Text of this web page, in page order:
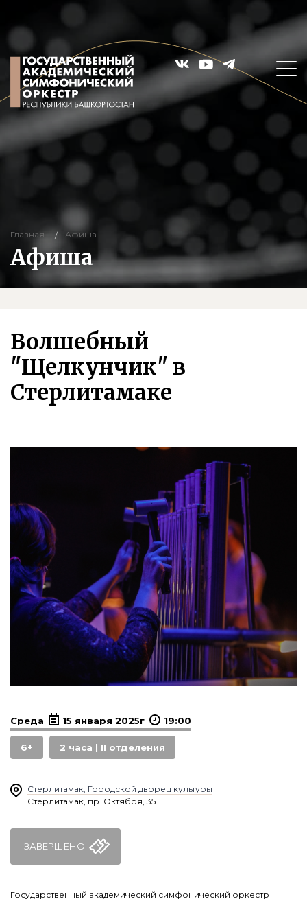
Главная Афиша
Афиша
Волшебный
"Щелкунчик" в
Стерлитамаке
Среда 15 января 2025г 19:00
6+ 2 часа | II отделения
Стерлитамак, Городской дворец культуры
Стерлитамак, пр. Октября, 35
ЗАВЕРШЕНО
Государственный академический симфонический оркестр